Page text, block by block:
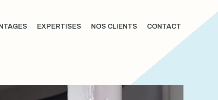
EXPERTISES NOS CLIENTS CONTACT